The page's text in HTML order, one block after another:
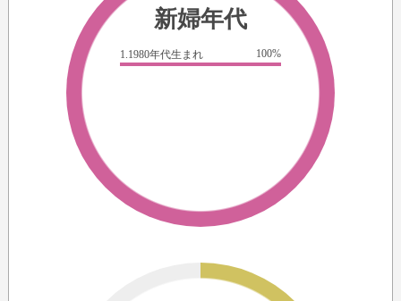
新婦年代
1.1980年代生まれ 100%